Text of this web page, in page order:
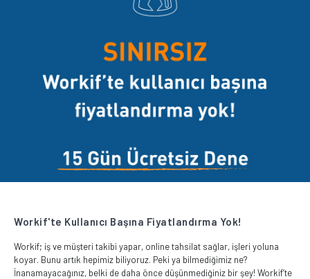
Workif'te Kullanıcı Başına Fiyatlandırma Yok!
Workif; iş ve müşteri takibi yapar, online tahsilat sağlar, işleri yoluna
koyar. Bunu artık hepimiz biliyoruz. Peki ya bilmediğimiz ne?
İnanamayacağınız, belki de daha önce düşünmediğiniz bir şey! Workif’te